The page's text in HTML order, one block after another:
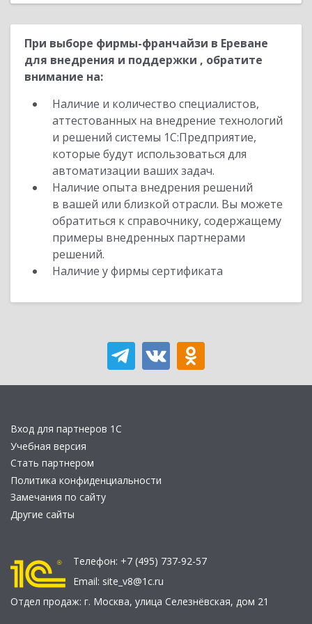
При выборе фирмы-франчайзи в Ереване
для внедрения и поддержки , обратите
внимание на:
Наличие и количество специалистов,
аттестованных на внедрение технологий
и решений системы 1С:Предприятие,
которые будут использоваться для
автоматизации ваших задач.
Наличие опыта внедрения решений
в вашей или близкой отрасли. Вы можете
обратиться к справочнику, содержащему
примеры внедренных партнерами
решений.
Наличие у фирмы сертификата
Вход для партнеров 1С
Учебная версия
Стать партнером
Политика конфиденциальности
Замечания по сайту
Другие сайты
Телефон: +7 (495) 737-92-57
Email: site_v8@1c.ru
Отдел продаж: г. Москва, улица Селезнёвская, дом 21